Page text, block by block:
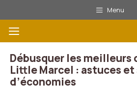
au
contenu
Menu
Menu
Débusquer les meilleurs
Little Marcel : astuces
d’économies